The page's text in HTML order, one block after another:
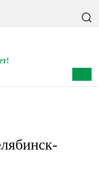
wp-content/themes/tsl-